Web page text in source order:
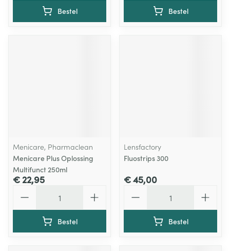
Bestel Bestel
Menicare, Pharmaclean
Menicare Plus Oplossing
Multifunct 250ml
€ 22,95
Bestel
Lensfactory
Fluostrips 300
€ 45,00
Bestel